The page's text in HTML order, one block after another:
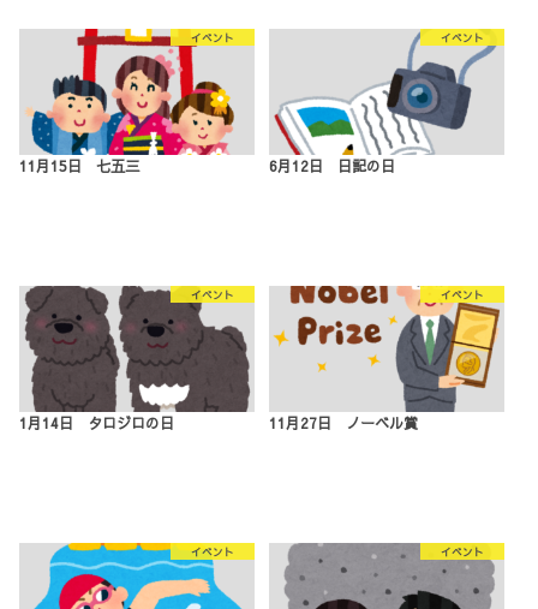
イベント
11月15日 七五三
イベント
6月12日 日記の日
イベント
1月14日 タロジロの日
イベント
11月27日 ノーベル賞
イベント イベント